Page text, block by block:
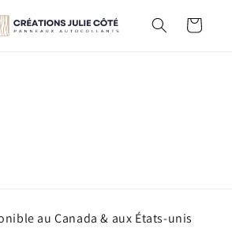
Panier
au Canada & aux États-unis